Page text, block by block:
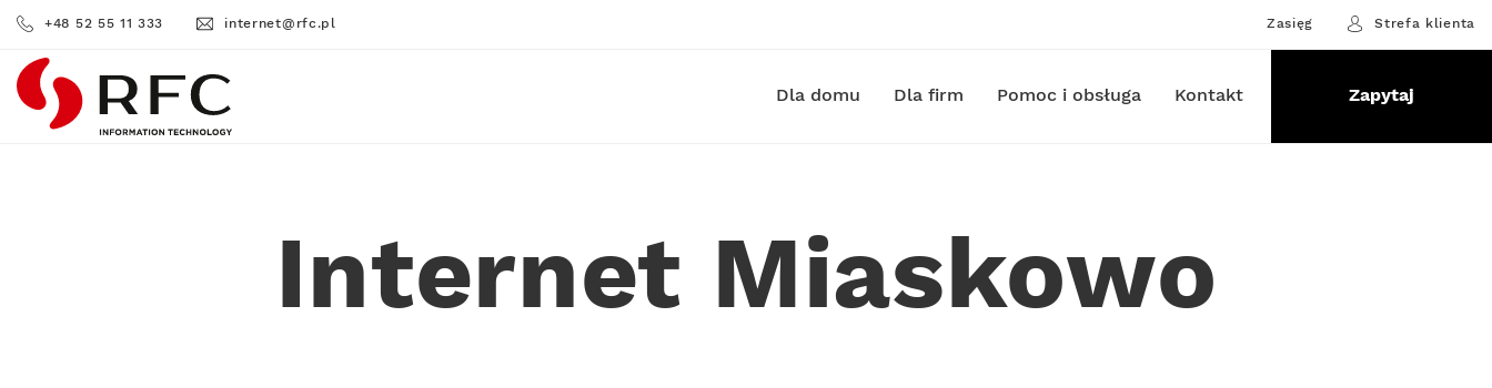
+48 52 55 11 333 internet@rfc.pl Zasięg Strefa klienta
RFC Dla domu Dla firm Pomoc i obsługa Kontakt Zapytaj
Internet Miaskowo